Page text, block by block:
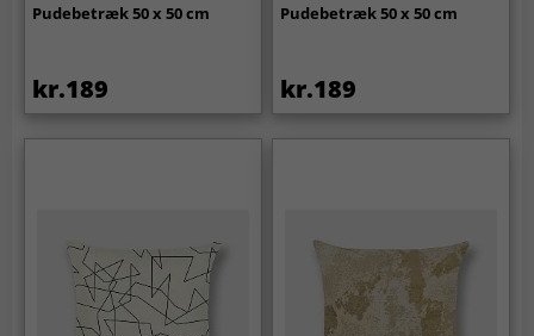
Pudebetræk 50 x 50 cm
kr.189
Pudebetræk 50 x 50 cm
kr.189